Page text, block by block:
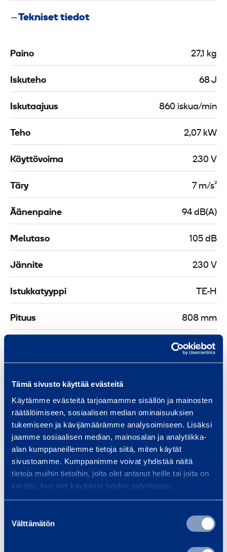
Tämä sivusto käyttää evästeitä
Käytämme evästeitä tarjoamamme sisällön ja mainosten
räätälöimiseen, sosiaalisen median ominaisuuksien
tukemiseen ja kävijämäärämme analysoimiseen. Lisäksi
jaamme sosiaalisen median, mainosalan ja analytiikka-
alan kumppaneillemme tietoja siitä, miten käytät
sivustoamme. Kumppanimme voivat yhdistää näitä
tietoja muihin tietoihin, joita olet antanut heille tai joita on
kerätty, kun olet käyttänyt heidän palvelujaan.
valinta
Välttämätön
Tekniset tiedot
Paino 27,1 kg
Iskuteho 68 J
Iskutaajuus 860 iskua/min
Teho 2,07 kW
Käyttövoima 230 V
Täry 7 m/s²
Äänenpaine 94 dB(A)
Melutaso 105 dB
Jännite 230 V
Istukkatyyppi TE-H
Pituus 808 mm
610 mm
Turvallisuus
Asiakirjat
Samankaltaisia tuotteita